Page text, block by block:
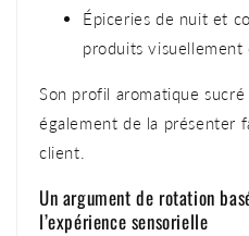
Épiceries de nuit et
produits
Son profil aromatique
également de la présenter
client.
Un argument de rotation
l’expérience sensorielle